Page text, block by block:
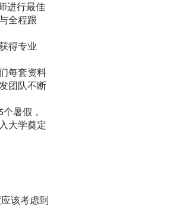
进行最佳
全程跟
得专业
每套资料
团队不断
暑假，
大学奠定
该考虑到